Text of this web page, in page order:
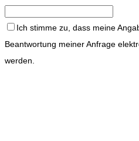
Ich stimme zu, dass meine
Beantwortung meiner Anfrage
werden.